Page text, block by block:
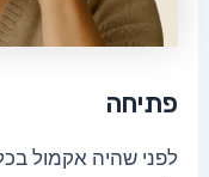
פתיחה
לפני שהיה אקמול